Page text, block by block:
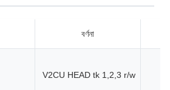
বর্ণনা
V2CU HEAD tk 1,2,3 r/w